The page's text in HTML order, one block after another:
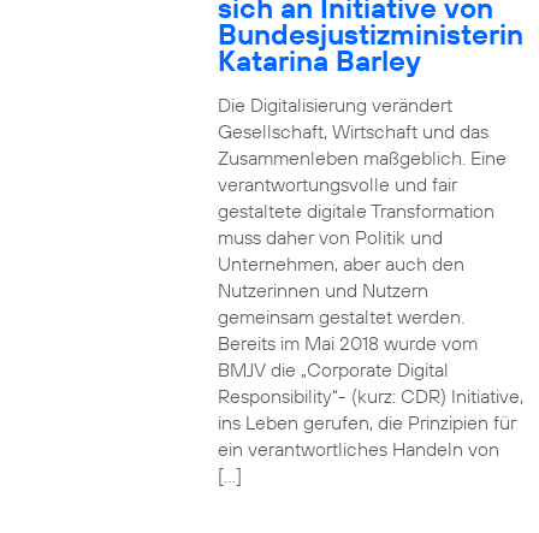
sich an Initiative von
Bundesjustizministerin
Katarina Barley
Die Digitalisierung verändert
Gesellschaft, Wirtschaft und das
Zusammenleben maßgeblich. Eine
verantwortungsvolle und fair
gestaltete digitale Transformation
muss daher von Politik und
Unternehmen, aber auch den
Nutzerinnen und Nutzern
gemeinsam gestaltet werden.
Bereits im Mai 2018 wurde vom
BMJV die „Corporate Digital
Responsibility“- (kurz: CDR) Initiative,
ins Leben gerufen, die Prinzipien für
ein verantwortliches Handeln von
[…]